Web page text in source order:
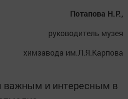
Потапова Н.Р.,
руководитель музея
химзавода им.Л.Я.Карпова
важным и интересным в